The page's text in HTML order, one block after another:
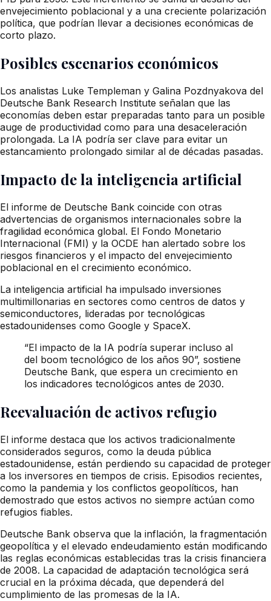
envejecimiento poblacional y a una creciente polarización
política, que podrían llevar a decisiones económicas de
corto plazo.
Posibles escenarios económicos
Los analistas Luke Templeman y Galina Pozdnyakova del
Deutsche Bank Research Institute señalan que las
economías deben estar preparadas tanto para un posible
auge de productividad como para una desaceleración
prolongada. La IA podría ser clave para evitar un
estancamiento prolongado similar al de décadas pasadas.
Impacto de la inteligencia artificial
El informe de Deutsche Bank coincide con otras
advertencias de organismos internacionales sobre la
fragilidad económica global. El Fondo Monetario
Internacional (FMI) y la OCDE han alertado sobre los
riesgos financieros y el impacto del envejecimiento
poblacional en el crecimiento económico.
La inteligencia artificial ha impulsado inversiones
multimillonarias en sectores como centros de datos y
semiconductores, lideradas por tecnológicas
estadounidenses como Google y SpaceX.
“El impacto de la IA podría superar incluso al
del boom tecnológico de los años 90”, sostiene
Deutsche Bank, que espera un crecimiento en
los indicadores tecnológicos antes de 2030.
Reevaluación de activos refugio
El informe destaca que los activos tradicionalmente
considerados seguros, como la deuda pública
estadounidense, están perdiendo su capacidad de proteger
a los inversores en tiempos de crisis. Episodios recientes,
como la pandemia y los conflictos geopolíticos, han
demostrado que estos activos no siempre actúan como
refugios fiables.
Deutsche Bank observa que la inflación, la fragmentación
geopolítica y el elevado endeudamiento están modificando
las reglas económicas establecidas tras la crisis financiera
de 2008. La capacidad de adaptación tecnológica será
crucial en la próxima década, que dependerá del
cumplimiento de las promesas de la IA.